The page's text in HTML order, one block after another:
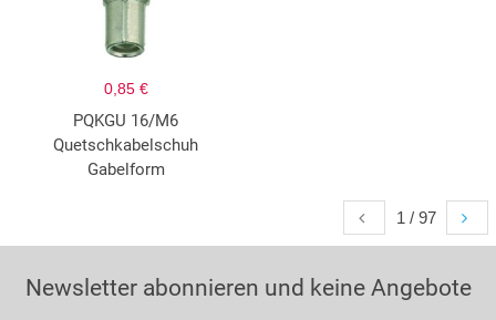
0,85 €
PQKGU 16/M6
Quetschkabelschuh
Gabelform
1 / 97
Newsletter abonnieren und keine Angebote